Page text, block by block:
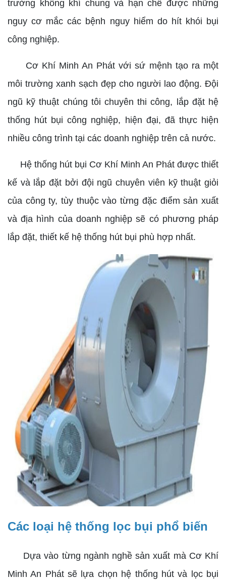
trường không khí chung và hạn chế được những
nguy cơ mắc các bệnh nguy hiểm do hít khói bụi
công nghiệp.
Cơ Khí Minh An Phát với sứ mệnh tạo ra một
môi trường xanh sạch đẹp cho người lao động. Đội
ngũ kỹ thuật chúng tôi chuyên thi công, lắp đặt hệ
thống hút bụi công nghiệp, hiện đại, đã thực hiện
nhiều công trình tại các doanh nghiệp trên cả nước.
Hệ thống hút bụi Cơ Khí Minh An Phát được thiết
kế và lắp đặt bởi đội ngũ chuyên viên kỹ thuật giỏi
của công ty, tùy thuộc vào từng đặc điểm sản xuất
và địa hình của doanh nghiệp sẽ có phương pháp
lắp đặt, thiết kế hệ thống hút bụi phù hợp nhất.
Các loại hệ thống lọc bụi phổ biến
Dựa vào từng ngành nghề sản xuất mà Cơ Khí
Minh An Phát sẽ lựa chọn hệ thống hút và lọc bụi